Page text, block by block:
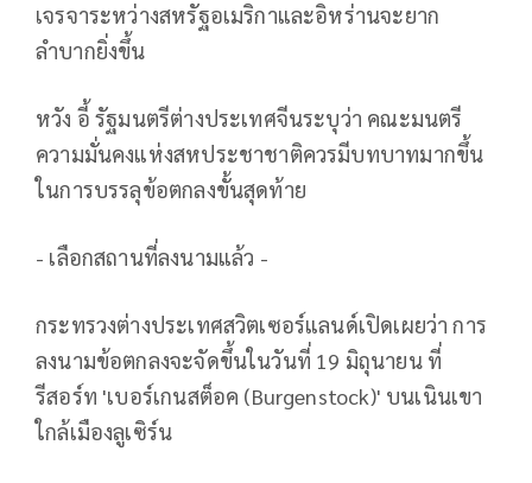
เจรจาระหว่างสหรัฐอเมริกาและอิหร่านจะยาก
ลำบากยิ่งขึ้น
หวัง อี้ รัฐมนตรีต่างประเทศจีนระบุว่า คณะมนตรี
ความมั่นคงแห่งสหประชาชาติควรมีบทบาทมากขึ้น
ในการบรรลุข้อตกลงขั้นสุดท้าย
- เลือกสถานที่ลงนามแล้ว -
กระทรวงต่างประเทศสวิตเซอร์แลนด์เปิดเผยว่า การ
ลงนามข้อตกลงจะจัดขึ้นในวันที่ 19 มิถุนายน ที่
รีสอร์ท 'เบอร์เกนสต็อค (Burgenstock)' บนเนินเขา
ใกล้เมืองลูเซิร์น